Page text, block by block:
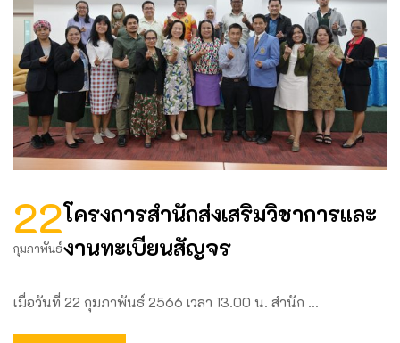
22
กุมภาพันธ์
โครงการสำนักส่งเสริมวิชาการและ
งานทะเบียนสัญจร
เมื่อวันที่ 22 กุมภาพันธ์ 2566 เวลา 13.00 น. สำนัก …